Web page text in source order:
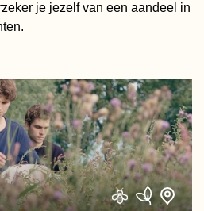
je jezelf van een aandeel in